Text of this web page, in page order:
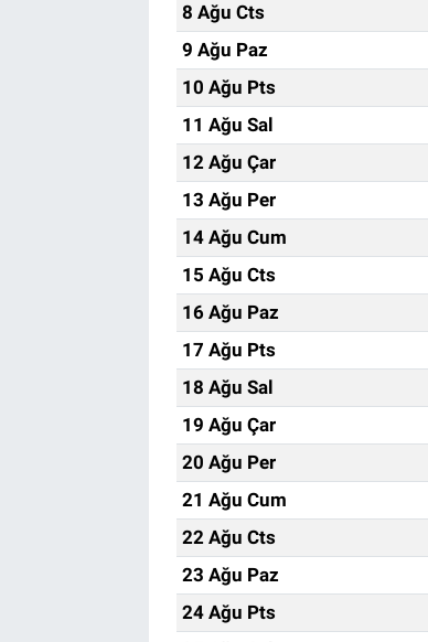
8 Ağu Cts
9 Ağu Paz
10 Ağu Pts
11 Ağu Sal
12 Ağu Çar
13 Ağu Per
14 Ağu Cum
15 Ağu Cts
16 Ağu Paz
17 Ağu Pts
18 Ağu Sal
19 Ağu Çar
20 Ağu Per
21 Ağu Cum
22 Ağu Cts
23 Ağu Paz
24 Ağu Pts